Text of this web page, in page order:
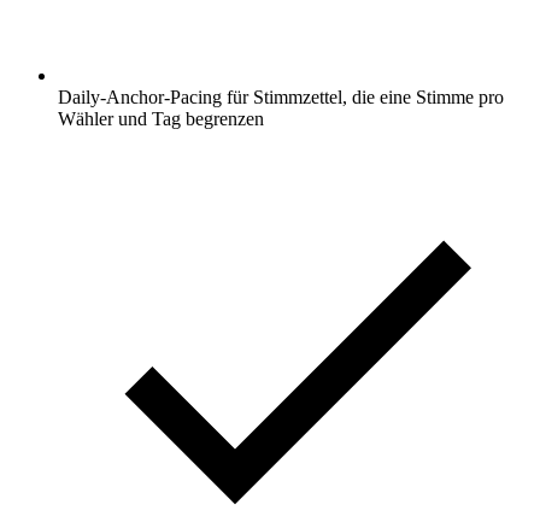
Daily-Anchor-Pacing für Stimmzettel, die eine Stimme pro
Wähler und Tag begrenzen